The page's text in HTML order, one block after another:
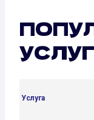
Услуга